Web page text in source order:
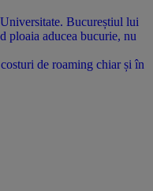
de roaming chiar și în